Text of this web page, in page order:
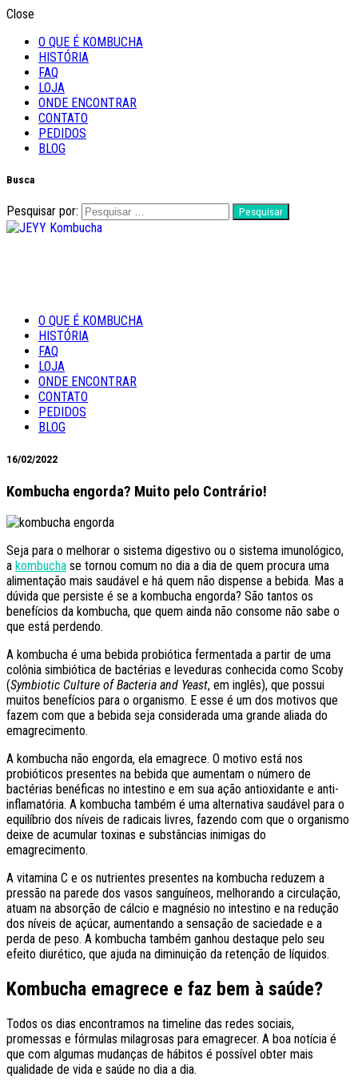
Close
O QUE É KOMBUCHA
HISTÓRIA
FAQ
LOJA
ONDE ENCONTRAR
CONTATO
PEDIDOS
BLOG
Busca
Pesquisar por:
JEYY Kombucha
Feito com Amor
O QUE É KOMBUCHA
HISTÓRIA
FAQ
LOJA
ONDE ENCONTRAR
CONTATO
PEDIDOS
BLOG
16/02/2022
Kombucha engorda? Muito pelo Contrário!
Seja para o melhorar o sistema digestivo ou o sistema imunológico,
a kombucha se tornou comum no dia a dia de quem procura uma
alimentação mais saudável e há quem não dispense a bebida. Mas a
dúvida que persiste é se a kombucha engorda? São tantos os
benefícios da kombucha, que quem ainda não consome não sabe o
que está perdendo.
A kombucha é uma bebida probiótica fermentada a partir de uma
colônia simbiótica de bactérias e leveduras conhecida como Scoby
(Symbiotic Culture of Bacteria and Yeast, em inglês), que possui
muitos benefícios para o organismo. E esse é um dos motivos que
fazem com que a bebida seja considerada uma grande aliada do
emagrecimento.
A kombucha não engorda, ela emagrece. O motivo está nos
probióticos presentes na bebida que aumentam o número de
bactérias benéficas no intestino e em sua ação antioxidante e anti-
inflamatória. A kombucha também é uma alternativa saudável para o
equilíbrio dos níveis de radicais livres, fazendo com que o organismo
deixe de acumular toxinas e substâncias inimigas do
emagrecimento.
A vitamina C e os nutrientes presentes na kombucha reduzem a
pressão na parede dos vasos sanguíneos, melhorando a circulação,
atuam na absorção de cálcio e magnésio no intestino e na redução
dos níveis de açúcar, aumentando a sensação de saciedade e a
perda de peso. A kombucha também ganhou destaque pelo seu
efeito diurético, que ajuda na diminuição da retenção de líquidos.
Kombucha emagrece e faz bem à saúde?
Todos os dias encontramos na timeline das redes sociais,
promessas e fórmulas milagrosas para emagrecer. A boa notícia é
que com algumas mudanças de hábitos é possível obter mais
qualidade de vida e saúde no dia a dia.